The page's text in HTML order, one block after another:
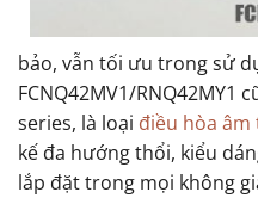
bảo, vẫn tối ưu trong sử
FCNQ42MV1/RNQ42MY1
series, là loại điều hòa âm
kế đa hướng thổi, kiểu
lắp đặt trong mọi không